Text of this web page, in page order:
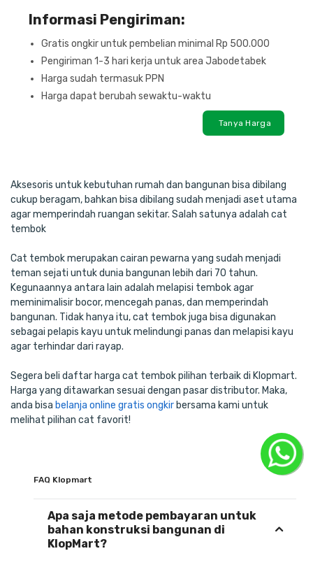
Informasi Pengiriman:
Gratis ongkir untuk pembelian minimal Rp 500.000
Pengiriman 1-3 hari kerja untuk area Jabodetabek
Harga sudah termasuk PPN
Harga dapat berubah sewaktu-waktu
Tanya Harga
Aksesoris untuk kebutuhan rumah dan bangunan bisa dibilang
cukup beragam, bahkan bisa dibilang sudah menjadi aset utama
agar memperindah ruangan sekitar. Salah satunya adalah cat
tembok
Cat tembok merupakan cairan pewarna yang sudah menjadi
teman sejati untuk dunia bangunan lebih dari 70 tahun.
Kegunaannya antara lain adalah melapisi tembok agar
meminimalisir bocor, mencegah panas, dan memperindah
bangunan. Tidak hanya itu, cat tembok juga bisa digunakan
sebagai pelapis kayu untuk melindungi panas dan melapisi kayu
agar terhindar dari rayap.
Segera beli daftar harga cat tembok pilihan terbaik di Klopmart.
Harga yang ditawarkan sesuai dengan pasar distributor. Maka,
anda bisa belanja online gratis ongkir bersama kami untuk
melihat pilihan cat favorit!
FAQ Klopmart
Apa saja metode pembayaran untuk
bahan konstruksi bangunan di
KlopMart?